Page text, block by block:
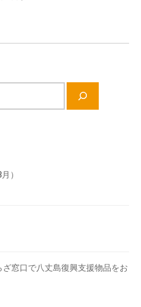
）
窓口で八丈島復興支援物品をお